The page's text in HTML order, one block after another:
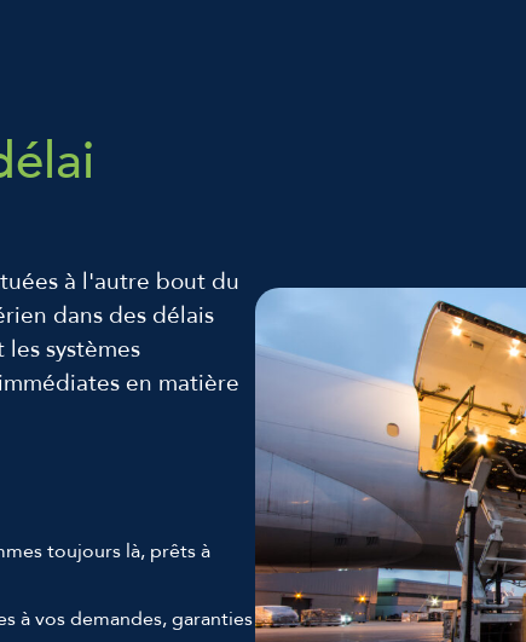
à l'autre bout du
dans des délais
systèmes
en matière
toujours là, prêts à
à vos demandes, garanties